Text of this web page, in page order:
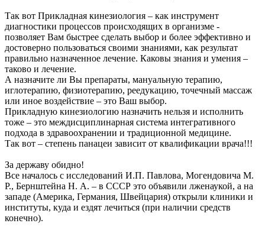
Так вот Прикладная кинезиология – как инструмент
диагностики процессов происходящих в организме -
позволяет Вам быстрее сделать выбор и более эффективно и
достоверно пользоваться своими знаниями, как результат
правильно назначенное лечение. Каковы знания и умения –
таково и лечение.
А назначите ли Вы препараты, мануальную терапию,
иглотерапию, физиотерапию, реедукацию, точечный массаж
или иное воздействие – это Ваш выбор.
Прикладную кинезиологию назначить нельзя и исполнить
тоже – это междисциплинарная система интегративного
подхода в здравоохранении и традиционной медицине.
Так вот – степень панацеи зависит от квалификации врача!!!
За державу обидно!
Все началось с исследований И.П. Павлова, Могендовича М.
Р., Бернштейна Н. А. – в СССР это объявили лженаукой, а на
западе (Америка, Германия, Швейцария) открыли клиники и
институты, куда и ездят лечиться (при наличии средств
конечно).